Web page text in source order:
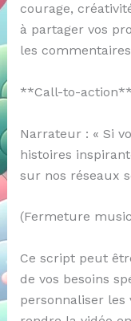
courage,
à partager vos
les
**Call-to-action**
Narrateur : « Si
histoires
sur nos réseaux
(Fermeture
Ce script peut
de vos besoins
personnaliser les